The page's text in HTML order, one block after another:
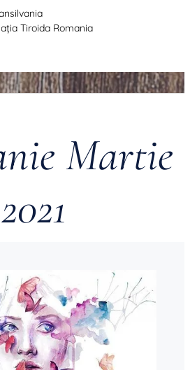
Tiroida Romania
Martie
2021